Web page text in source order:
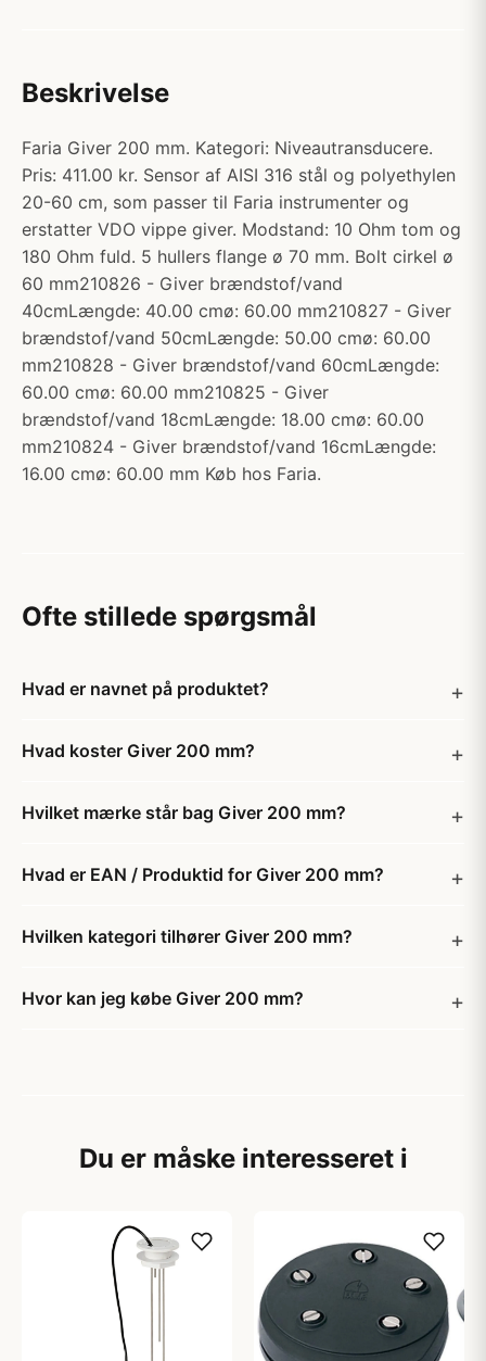
Beskrivelse
Faria Giver 200 mm. Kategori: Niveautransducere.
Pris: 411.00 kr. Sensor af AISI 316 stål og polyethylen
20-60 cm, som passer til Faria instrumenter og
erstatter VDO vippe giver. Modstand: 10 Ohm tom og
180 Ohm fuld. 5 hullers flange ø 70 mm. Bolt cirkel ø
60 mm210826 - Giver brændstof/vand
40cmLængde: 40.00 cmø: 60.00 mm210827 - Giver
brændstof/vand 50cmLængde: 50.00 cmø: 60.00
mm210828 - Giver brændstof/vand 60cmLængde:
60.00 cmø: 60.00 mm210825 - Giver
brændstof/vand 18cmLængde: 18.00 cmø: 60.00
mm210824 - Giver brændstof/vand 16cmLængde:
16.00 cmø: 60.00 mm Køb hos Faria.
Ofte stillede spørgsmål
Hvad er navnet på produktet?
Hvad koster Giver 200 mm?
Hvilket mærke står bag Giver 200 mm?
Hvad er EAN / Produktid for Giver 200 mm?
Hvilken kategori tilhører Giver 200 mm?
Hvor kan jeg købe Giver 200 mm?
Du er måske interesseret i